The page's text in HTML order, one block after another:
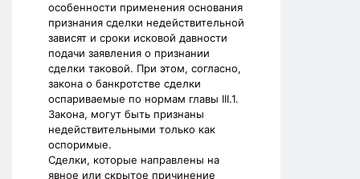
особенности применения основания
признания сделки недействительной
зависят и сроки исковой давности
подачи заявления о признании
сделки таковой. При этом, согласно,
закона о банкротстве сделки
оспариваемые по нормам главы III.1.
Закона, могут быть признаны
недействительными только как
оспоримые.
Сделки, которые направлены на
явное или скрытое причинение